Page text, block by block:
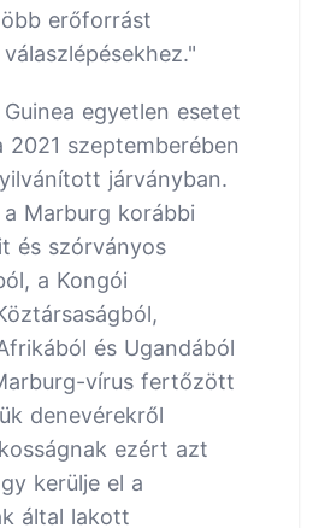
erőforrást
egyetlen esetet
szeptemberében
járványban.
Marburg korábbi
és szórványos
a Kongói
és Ugandából
vírus fertőzött
denevérekről
ezért azt
kerülje el a
által lakott